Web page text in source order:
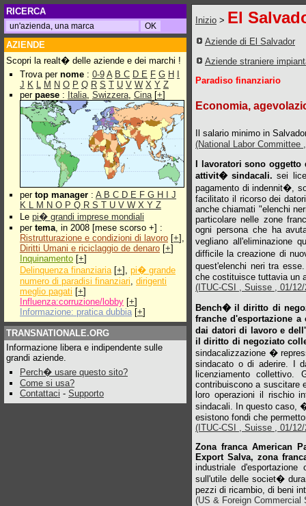
RICERCA
AZIENDE
Scopri la realt� delle aziende e dei marchi !
Trova per nome : 0-9 A B C D E F G H
J K L M N O P Q R S T U V W X Y Z
per paese : Italia, Swizzera, Cina[+]
per top manager : A B C D E F G H
J
K L M N O P Q R S T U V W X Y Z
Le pi� grandi imprese mondiali
per tema, in 2008 [mese scorso +] :
Ristrutturazione e condizioni di lavoro [+],
Diritti Umani e riciclaggio de denaro [+]
Inquinamento [+]
Delinquenza finanziaria[+], pi� grande
numero di paradisi finanziari, dirigenti
meglio pagati [+]
Influenza:corruzione/lobby [+]
Informazione: pratica dubbia [+]
TRANSNATIONALE.ORG
Informazione libera e indipendente sulle
grandi aziende.
Perch� usare questo sito?
Come si usa?
Contattaci - Supporto
Inizio > El
Aziende di El Salvador
Aziende straniere
Paradiso finanziario
Economia,
Il salario minimo in
(National Labor Committee
I lavoratori sono
attivit� sindacali. sei
pagamento di indennit�,
facilitato il ricorso dei
anche chiamati "elenchi
particolare nelle zone
ogni persona che ha
vegliano all'eliminazione
difficile la creazione di
quest'elenchi neri tra
che costituisce tuttavia un
(ITUC-CSI , Suisse , 01/
Bench� il diritto di
franche d'esportazione
dai datori di lavoro e
il diritto di negoziato
sindacalizzazione �
sindacato o di aderire. I
licenziamento collettivo.
contribuiscono a suscitare
loro operazioni il rischio
sindacali. In questo caso,
esistono fondi che
(ITUC-CSI , Suisse , 01/
Zona franca American
Export Salva, zona
industriale
sull'utile delle societ�
pezzi di ricambio, di beni
(US & Foreign